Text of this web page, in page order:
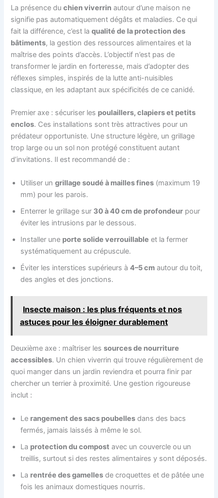
La présence duchien viverrin autour d’une maison ne
signifie pas automatiquement dégâts et maladies. Ce qui
fait la différence, c’est laqualité de la protection des
bâtiments, la gestion des ressources alimentaires et la
maîtrise des points d’accès. L’objectif n’est pas de
transformer le jardin en forteresse, mais d’adopter des
réflexes simples, inspirés de la lutte anti-nuisibles
classique, en les adaptant aux spécificités de ce canidé.
Premier axe : sécuriser les poulaillers, clapiers et petits
enclos. Ces installations sont très attractives pour un
prédateur opportuniste. Une structure légère, un grillage
trop large ou un sol non protégé constituent autant
d’invitations. Il est recommandé de :
Utiliser ungrillage soudé à mailles fines (maximum 19
mm) pour les parois.
Enterrer le grillage sur 30 à 40 cm de profondeur pour
éviter les intrusions par le dessous.
Installer une porte solide verrouillable et la fermer
systématiquement au crépuscule.
Éviter les interstices supérieurs à4–5 cm autour du toit,
des angles et des jonctions.
Insecte maison : les plus fréquents et nos
astuces pour les éloigner durablement
Deuxième axe : maîtriser lessources de nourriture
accessibles. Un chien viverrin qui trouve régulièrement de
quoi manger dans un jardin reviendra et pourra finir par
chercher un terrier à proximité. Une gestion rigoureuse
inclut :
Le rangement des sacs poubelles dans des bacs
fermés, jamais laissés à même le sol.
La protection du compost avec un couvercle ou un
treillis, surtout si des restes alimentaires y sont déposés.
La rentrée des gamelles de croquettes et de pâtée une
fois les animaux domestiques nourris.